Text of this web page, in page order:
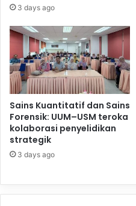
3 days ago
Sains Kuantitatif dan Sains
Forensik: UUM–USM teroka
kolaborasi penyelidikan
strategik
3 days ago